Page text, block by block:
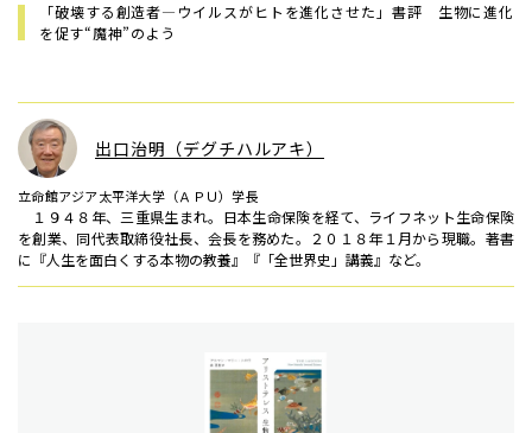
「破壊する創造者―ウイルスがヒトを進化させた」書評 生物に進化
を促す“魔神”のよう
出口治明（デグチハルアキ）
立命館アジア太平洋大学（ＡＰＵ）学長
１９４８年、三重県生まれ。日本生命保険を経て、ライフネット生命保険
を創業、同代表取締役社長、会長を務めた。２０１８年１月から現職。著書
に『人生を面白くする本物の教養』『「全世界史」講義』など。